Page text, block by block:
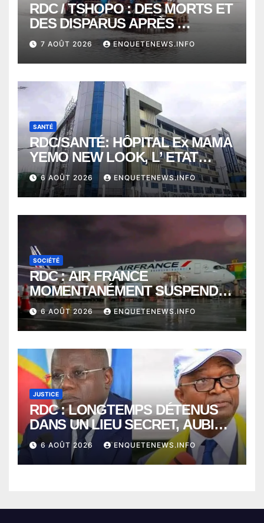
RDC / TSHOPO : DES MORTS ET
DES DISPARUS APRÈS
NAUFRAGE D’UNE BALEINIERE
À QUELQUES KILOMÈTRES DE
KISANGANI
7 AOÛT 2026 ENQUETENEWS.INFO
SANTÉ
RDC/SANTÉ: HÔPITAL Ex MAMA
YEMO NEW LOOK, L’ ETAT
PERD LE CONTROLE
6 AOÛT 2026 ENQUETENEWS.INFO
SOCIÉTÉ
RDC : AIR FRANCE
MOMENTANÉMENT SUSPENDU
ENTRE KINSHASA ET PARIS ?
6 AOÛT 2026 ENQUETENEWS.INFO
JUSTICE
RDC : LONGTEMPS DÉTENUS
DANS UN LIEU SECRET, AUBIN
MINAKU ET EMMANUEL
SHADARY TRANSFÉRÉS À
L’AUDITORAT MILITAIRE
6 AOÛT 2026 ENQUETENEWS.INFO